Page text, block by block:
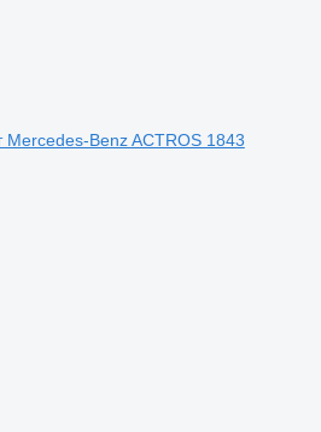
Mercedes-Benz ACTROS 1843